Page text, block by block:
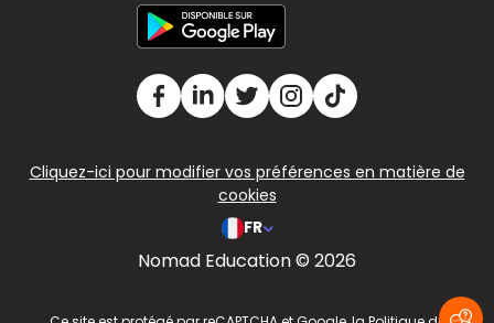
Cliquez-ici pour modifier vos préférences en matière de
cookies
FR
Nomad Education © 2026